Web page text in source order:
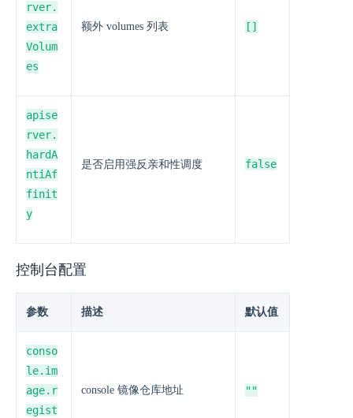
rver.
extra
Volum
es
额外 volumes 列表 []
apise
rver.
hardA
ntiAf
finit
y
是否启用强反亲和性调度 false
控制台配置
参数 描述 默认值
conso
le.im
age.r
egist
console 镜像仓库地址 ""